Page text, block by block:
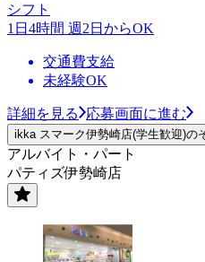
シフト
1日4時間 週2日からOK
交通費支給
未経験OK
詳細を見る 応募画面に進む
ikka スマーク伊勢崎店(学生歓迎)の
アルバイト・パート
パティズ伊勢崎店